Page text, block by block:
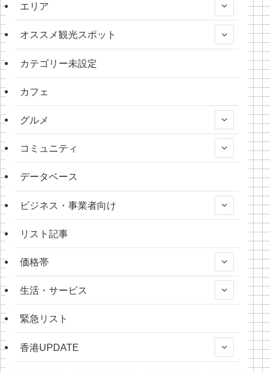
エリア
オススメ観光スポット
カテゴリー未設定
カフェ
グルメ
コミュニティ
データベース
ビジネス・事業者向け
リスト記事
価格帯
生活・サービス
緊急リスト
香港UPDATE